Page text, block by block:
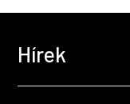
Hírek